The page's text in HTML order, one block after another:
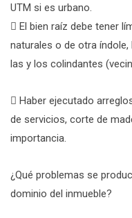
UTM si es urbano.
 El bien raíz debe tener
naturales o de otra
las y los colindantes
 Haber ejecutado
de servicios, corte de
importancia.
¿Qué problemas se
dominio del inmueble?